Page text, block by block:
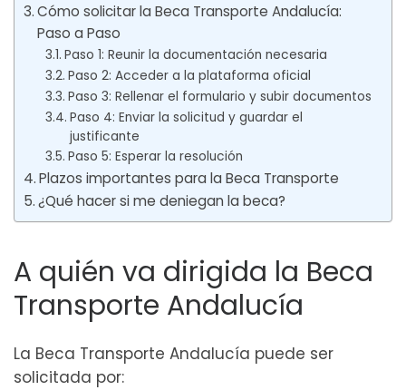
Cómo solicitar la Beca Transporte Andalucía:
Paso a Paso
Paso 1: Reunir la documentación necesaria
Paso 2: Acceder a la plataforma oficial
Paso 3: Rellenar el formulario y subir documentos
Paso 4: Enviar la solicitud y guardar el
justificante
Paso 5: Esperar la resolución
Plazos importantes para la Beca Transporte
¿Qué hacer si me deniegan la beca?
A quién va dirigida la Beca
Transporte Andalucía
La Beca Transporte Andalucía puede ser
solicitada por: